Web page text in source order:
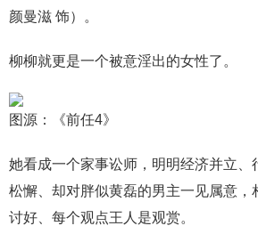
颜曼滋 饰）。
柳柳就更是一个被意淫出的女性了。
图源：《前任4》
她看成一个家事讼师，明明经济并立、
松懈、却对胖似黄磊的男主一见属意，
讨好、每个观点王人是观赏。